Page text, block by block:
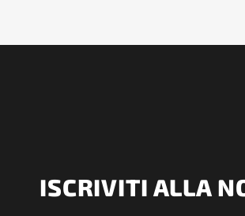
ISCRIVITI ALLA